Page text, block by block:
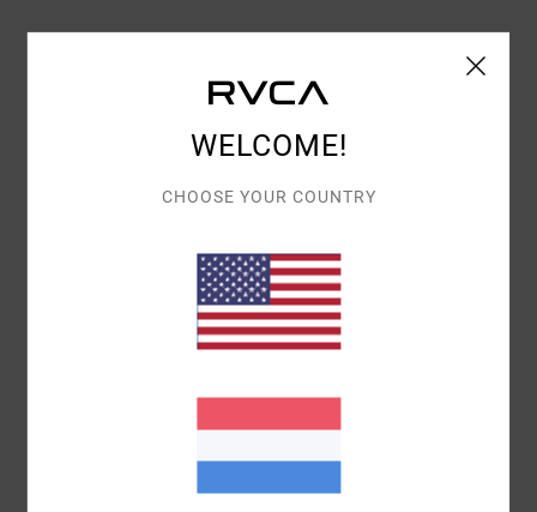
Kleurcodersa0
Medium bedekking
[Hoofdstof] 89% gerecycled polyester,
Bezorging & Retour
Recently Viewed
WELCOME!
CHOOSE YOUR COUNTRY